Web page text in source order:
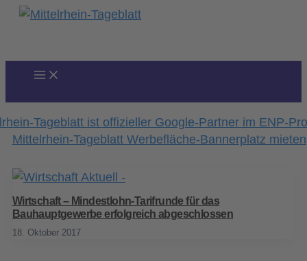
Zum
Wirtschaft – Mindestlohn-Tarifrunde für das
Bauhauptgewerbe erfolgreich abgeschlossen
18. Oktober 2017